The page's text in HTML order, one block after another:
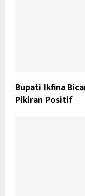
Bupati Ikfina
Pikiran Positif